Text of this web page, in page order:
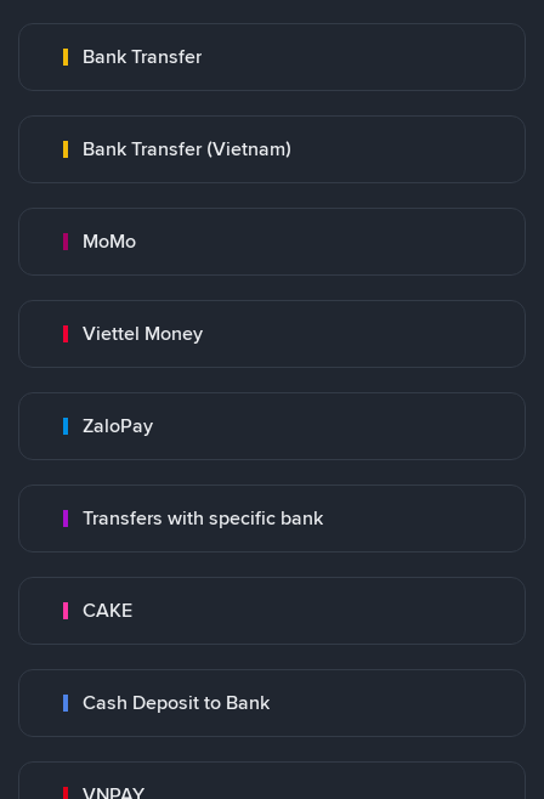
Bank Transfer
Bank Transfer (Vietnam)
MoMo
Viettel Money
ZaloPay
Transfers with specific bank
CAKE
Cash Deposit to Bank